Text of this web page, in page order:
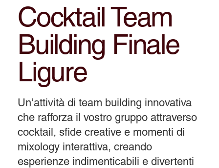
Cocktail Team
Building Finale
Ligure
Un’attività di team building innovativa
che rafforza il vostro gruppo attraverso
cocktail, sfide creative e momenti di
mixology interattiva, creando
esperienze indimenticabili e divertenti